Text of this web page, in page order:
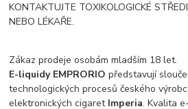
KONTAKTUJTE TOXIKOLOGICKÉ
NEBO LÉKAŘE.
Zákaz prodeje osobám mladším 18 let.
E-liquidy EMPRORIO představují
technologických procesů českého
elektronických cigaret Imperia. Kvalita